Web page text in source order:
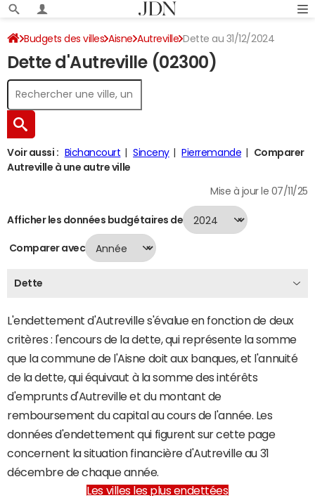
Budgets des villes Aisne Autreville Dette au 31/12/2024
Dette d'Autreville (02300)
Voir aussi : Bichancourt Sinceny Pierremande
Comparer
Autreville à une autre ville
Mise à jour le 07/11/25
Afficher les données budgétaires de
Comparer avec
Dette
L'endettement d'Autreville s'évalue en fonction de deux
critères : l'encours de la dette, qui représente la somme
que la commune de l'Aisne doit aux banques, et l'annuité
de la dette, qui équivaut à la somme des intérêts
d'emprunts d'Autreville et du montant de
remboursement du capital au cours de l'année. Les
données d'endettement qui figurent sur cette page
concernent la situation financière d'Autreville au 31
décembre de chaque année.
Les villes les plus endettées